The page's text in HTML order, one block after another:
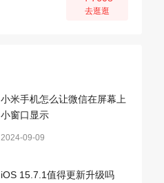
去逛逛
小米手机怎么让微信在屏幕上
小窗口显示
2024-09-09
iOS 15.7.1值得更新升级吗